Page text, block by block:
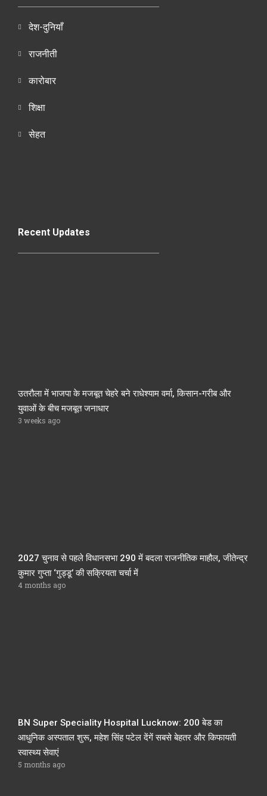
देश-दुनियाँ
राजनीती
कारोबार
शिक्षा
सेहत
Recent Updates
उतरौला में भाजपा के मजबूत चेहरे बने राधेश्याम वर्मा, किसान-गरीब और
युवाओं के बीच मजबूत जनाधार
3 weeks ago
2027 चुनाव से पहले विधानसभा 290 में बदला राजनीतिक माहौल, जीतेन्द्र
कुमार गुप्ता ‘गुड्डू’ की सक्रियता चर्चा में
4 months ago
BN Super Speciality Hospital Lucknow: 200 बेड का
आधुनिक अस्पताल शुरू, महेश सिंह पटेल देंगें सबसे बेहतर और किफायती
स्वास्थ्य सेवाएं
5 months ago